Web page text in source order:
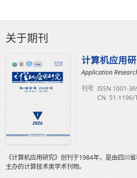
关于期刊
计算机应用
Application
刊号 ISSN 1001-
CN 51-1196/
《计算机应用研究》创刊于1984年，是由四川
主办的计算技术类学术刊物。